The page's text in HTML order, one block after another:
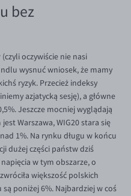
bez
oczywiście nie nasi
wysnuć wniosek, że mamy
ryzyk. Przecież indeksy
azjatycką sesję), a główne
Jeszcze mocniej wyglądają
Warszawa, WIG20 stara się
1%. Na rynku długu w końcu
dużej części państw dziś
w tym obszarze, o
większość polskich
poniżej 6%. Najbardziej w coś